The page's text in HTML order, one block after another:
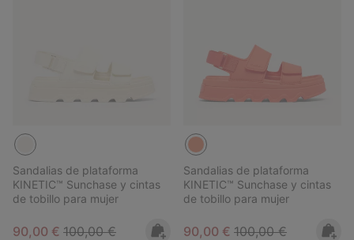
Sandalias de plataforma
KINETIC™ Sunchase y cintas
de tobillo para mujer
Sale price:
90,00 € Regular price:
100,00 €
Sandalias de plataforma
KINETIC™ Sunchase y cintas
de tobillo para mujer
Sale price:
90,00 € Regular price:
100,00 €